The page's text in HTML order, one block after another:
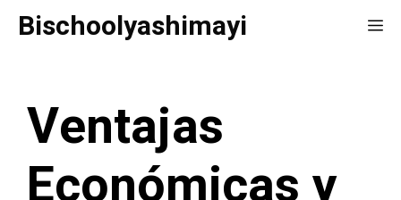
SaltarBischoolyashimayi
Ventajas